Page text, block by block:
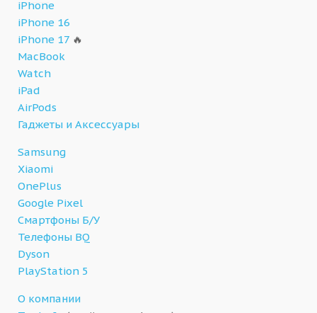
iPhone
iPhone 16
iPhone 17 🔥
MacBook
Watch
iPad
AirPods
Гаджеты и Аксессуары
Samsung
Xiaomi
OnePlus
Google Pixel
Смартфоны Б/У
Телефоны BQ
Dyson
PlayStation 5
О компании